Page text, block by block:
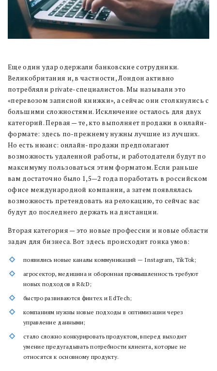
Еще один удар одержали банковские сотрудники.
Великобритания и, в частности, Лондон активно
потребляли private-специалистов. Мы называли это
«перевозом записной книжки», а сейчас они столкнулись с
большими сложностями. Исключение осталось для двух
категорий. Первая — те, кто выполняет продажи в онлайн-
формате: здесь по-прежнему нужны лучшие из лучших.
Но есть нюанс: онлайн-продажи предполагают
возможность удаленной работы, и работодатели будут по
максимуму пользоваться этим форматом. Если раньше
вам достаточно было 1,5—2 года поработать в российском
офисе международной компании, а затем появлялась
возможность претендовать на релокацию, то сейчас вас
будут до последнего держать на дистанции.
Вторая категория — это новые профессии и новые области
задач для бизнеса. Вот здесь происходит гонка умов:
появились новые каналы коммуникаций — Instagram, TikTok;
агросектор, медицина и оборонная промышленность требуют
новых подходов в R&D;
быстро развиваются финтех и EdTech;
компаниям нужны новые подходы в оптимизации через
управление данными;
стало сложно конкурировать продуктом, вперед выходит
умение предугадывать потребности клиента, которые не
относятся к основному продукту.